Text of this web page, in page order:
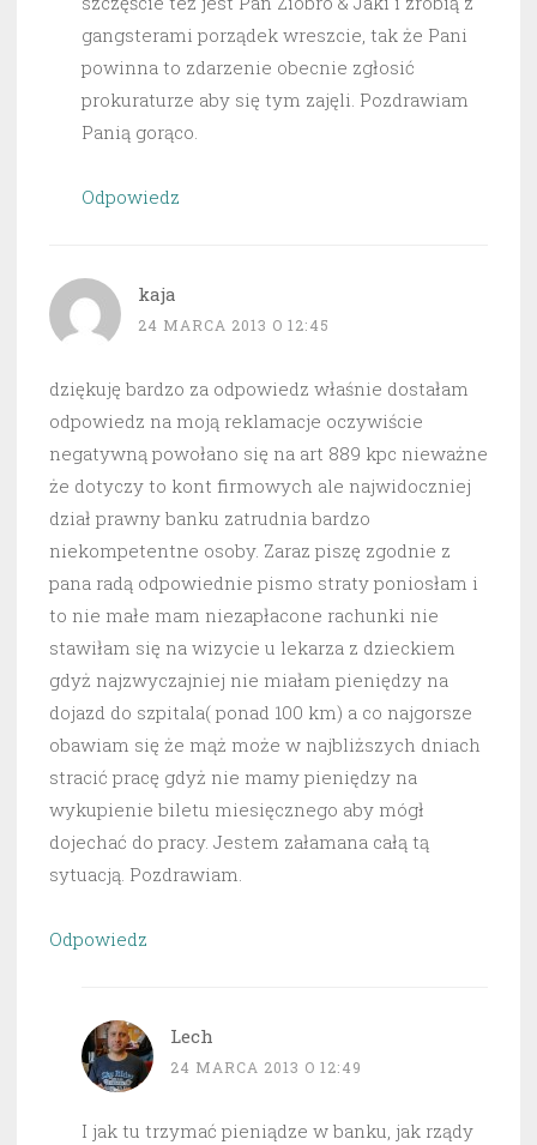
gangsterami porządek wreszcie, tak że Pani
powinna to zdarzenie obecnie zgłosić
prokuraturze aby się tym zajęli. Pozdrawiam
Panią gorąco.
Odpowiedz
kaja
24 MARCA 2013 O 12:45
dziękuję bardzo za odpowiedz właśnie dostałam
odpowiedz na moją reklamacje oczywiście
negatywną powołano się na art 889 kpc nieważne
że dotyczy to kont firmowych ale najwidoczniej
dział prawny banku zatrudnia bardzo
niekompetentne osoby. Zaraz piszę zgodnie z
pana radą odpowiednie pismo straty poniosłam i
to nie małe mam niezapłacone rachunki nie
stawiłam się na wizycie u lekarza z dzieckiem
gdyż najzwyczajniej nie miałam pieniędzy na
dojazd do szpitala( ponad 100 km) a co najgorsze
obawiam się że mąż może w najbliższych dniach
stracić pracę gdyż nie mamy pieniędzy na
wykupienie biletu miesięcznego aby mógł
dojechać do pracy. Jestem załamana całą tą
sytuacją. Pozdrawiam.
Odpowiedz
Lech
24 MARCA 2013 O 12:49
I jak tu trzymać pieniądze w banku, jak rządy